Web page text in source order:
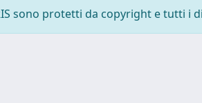
sono protetti da copyright e tutti i